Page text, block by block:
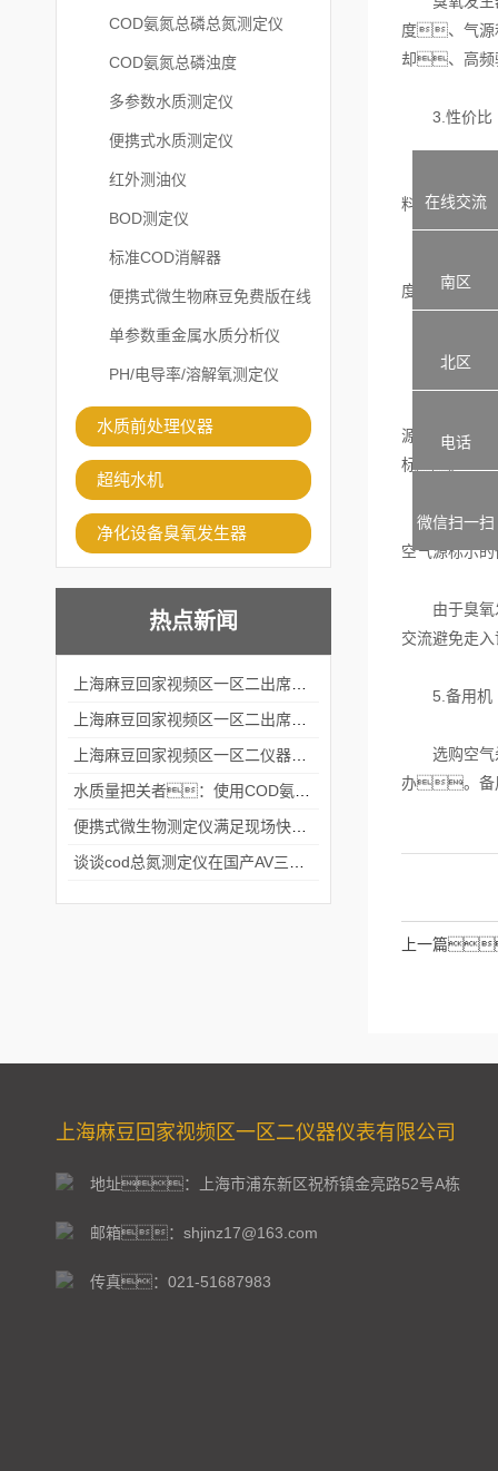
COD氨氮总磷总氮测定仪
COD氨氮总磷浊度
多参数水质测定仪
便携式水质测定仪
红外测油仪
BOD测定仪
标准COD消解器
便携式微生物麻豆免费版在线
观看
单参数重金属水质分析仪
PH/电导率/溶解氧测定仪
水质前处理仪器
超纯水机
净化设备臭氧发生器
热点新闻
度、气源
却、高
3.性价比
料均按其规
度大幅度降
源。还需
标。
例如需求一
空气源标示
由于臭氧
交流避免走
5.备用机
选购空气
办。备
上一篇
上海麻豆回家视频区一区二仪器仪表有限公司
地址：上海市浦东新区祝桥镇金亮路52号A栋
邮箱：shjinz17@163.com
传真：021-51687983
在线交流
南区
北区
电话
微信扫一扫